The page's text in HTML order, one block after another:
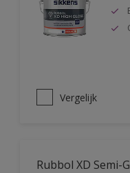
Vergelijk
Rubbol XD Semi-